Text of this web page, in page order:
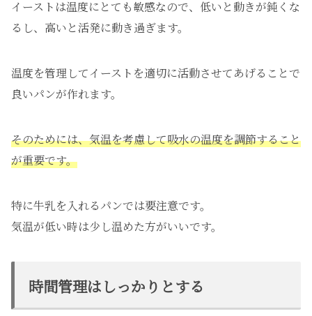
イーストは温度にとても敏感なので、低いと動きが鈍くな
るし、高いと活発に動き過ぎます。
温度を管理してイーストを適切に活動させてあげることで
良いパンが作れます。
そのためには、気温を考慮して吸水の温度を調節すること
が重要です。
特に牛乳を入れるパンでは要注意です。
気温が低い時は少し温めた方がいいです。
時間管理はしっかりとする